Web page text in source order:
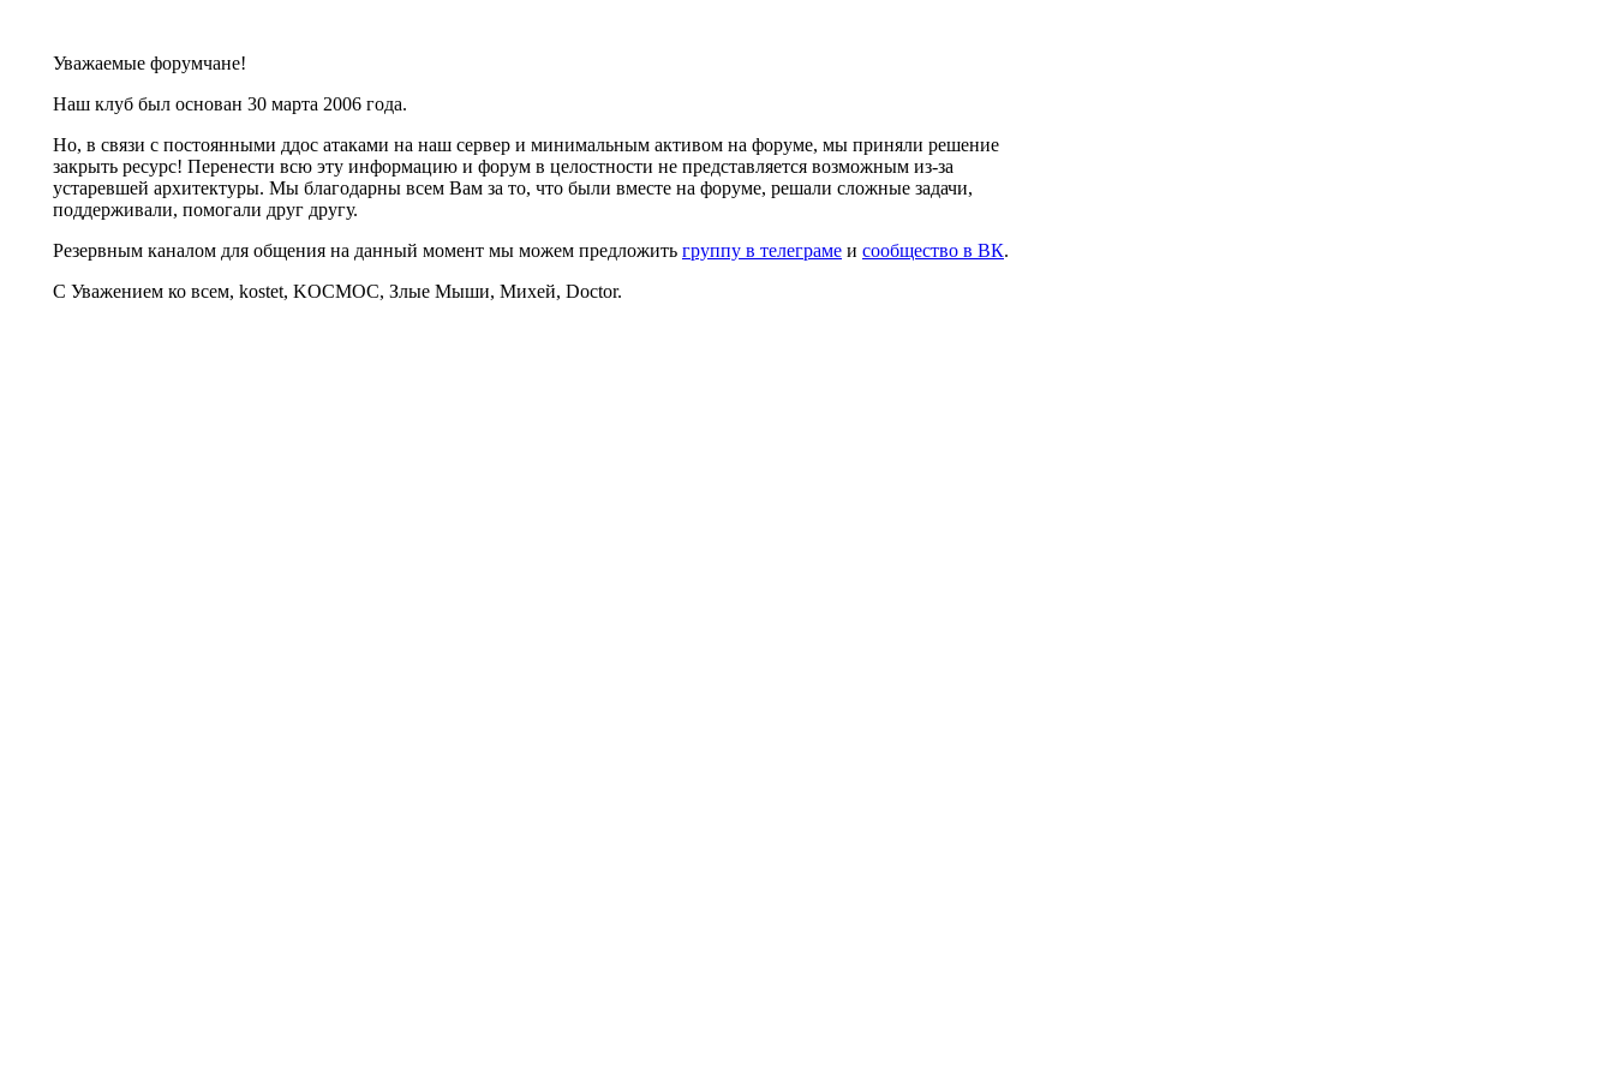
Уважаемые форумчане!
Наш клуб был основан 30 марта 2006 года.
Но, в связи с постоянными ддос атаками на наш сервер и минимальным активом на форуме, мы приняли решение
закрыть ресурс! Перенести всю эту информацию и форум в целостности не представляется возможным из-за
устаревшей архитектуры. Мы благодарны всем Вам за то, что были вместе на форуме, решали сложные задачи,
поддерживали, помогали друг другу.
Резервным каналом для общения на данный момент мы можем предложить группу в телеграме и сообщество в ВК.
С Уважением ко всем, kostet, KOCMOC, Злые Мыши, Михей, Doctor.